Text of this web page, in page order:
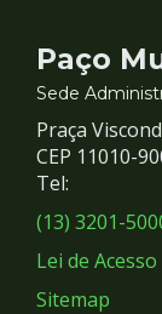
e
Paço
Sede
Praça
CEP 11010-
Tel:
(13) 3201-
Lei de
Sitemap